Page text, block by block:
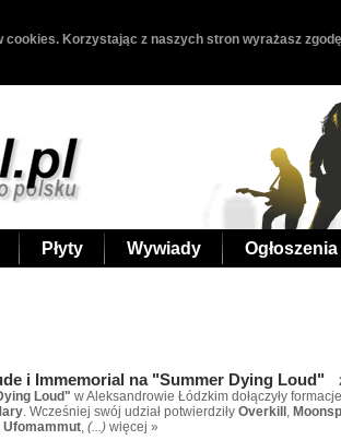
Korzystając z naszych stron wyrażasz
Płyty Wywiady Ogłoszenia
i Immemorial na "Summer Dying Loud"
Loud" w Aleksandrowie Łódzkim dołączyły formacje
. Wcześniej swój udział potwierdziły Overkill ,
Ufomammut, (...) więcej »